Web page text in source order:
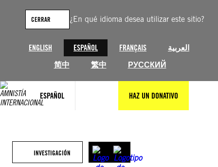
¿En qué idioma desea utilizar este sitio?
ENGLISH ESPAÑOL FRANÇAIS
العربية
简中
繁中 РУССКИЙ
CERRAR
ESPAÑOL HAZ UN DONATIVO
contenido
INVESTIGACIÓN